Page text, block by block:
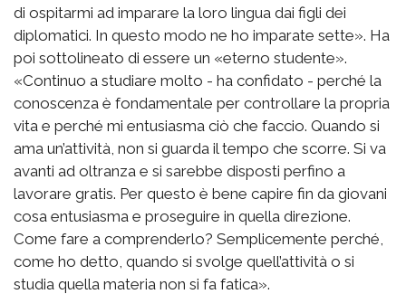
di ospitarmi ad imparare la loro lingua dai figli dei
diplomatici. In questo modo ne ho imparate sette». Ha
poi sottolineato di essere un «eterno studente».
«Continuo a studiare molto - ha confidato - perché la
conoscenza è fondamentale per controllare la propria
vita e perché mi entusiasma ciò che faccio. Quando si
ama un’attività, non si guarda il tempo che scorre. Si va
avanti ad oltranza e si sarebbe disposti perfino a
lavorare gratis. Per questo è bene capire fin da giovani
cosa entusiasma e proseguire in quella direzione.
Come fare a comprenderlo? Semplicemente perché,
come ho detto, quando si svolge quell’attività o si
studia quella materia non si fa fatica».